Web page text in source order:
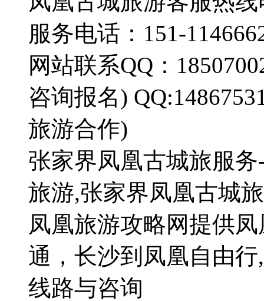
服务电话：151-
网站联系QQ：
咨询报名)
旅游合作)
张家界凤凰古城旅服
旅游,张家界凤凰古城
凤凰旅游攻略网提供
通，长沙到凤凰自由
线路与咨询